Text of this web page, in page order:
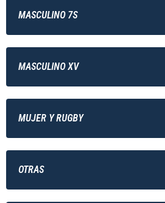
MASCULINO 7S
MASCULINO XV
MUJER Y RUGBY
OTRAS